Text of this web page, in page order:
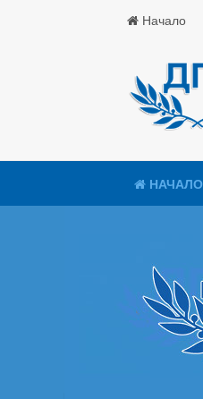
Начало
НАЧАЛО